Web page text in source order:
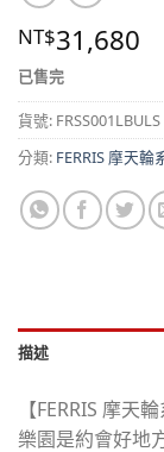
NT$31,680
已售完
貨號: FRSS001LBULS
分類: FERRIS 摩天輪
描述
【FERRIS 摩天
樂園是約會好地